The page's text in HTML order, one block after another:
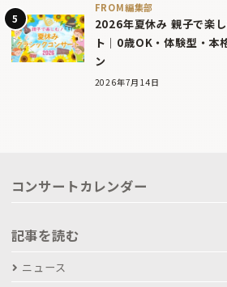
FROM編集部
2026年夏休み 親子で楽
ト｜0歳OK・体験型・本
ン
2026年7月14日
コンサートカレンダー
記事を読む
ニュース